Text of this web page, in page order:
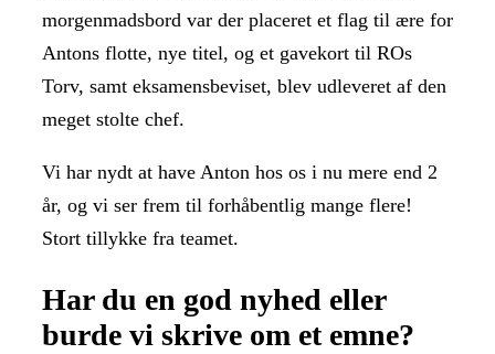
morgenmadsbord var der placeret et flag til ære for
Antons flotte, nye titel, og et gavekort til ROs
Torv, samt eksamensbeviset, blev udleveret af den
meget stolte chef.
Vi har nydt at have Anton hos os i nu mere end 2
år, og vi ser frem til forhåbentlig mange flere!
Stort tillykke fra teamet.
Har du en god nyhed eller
burde vi skrive om et emne?